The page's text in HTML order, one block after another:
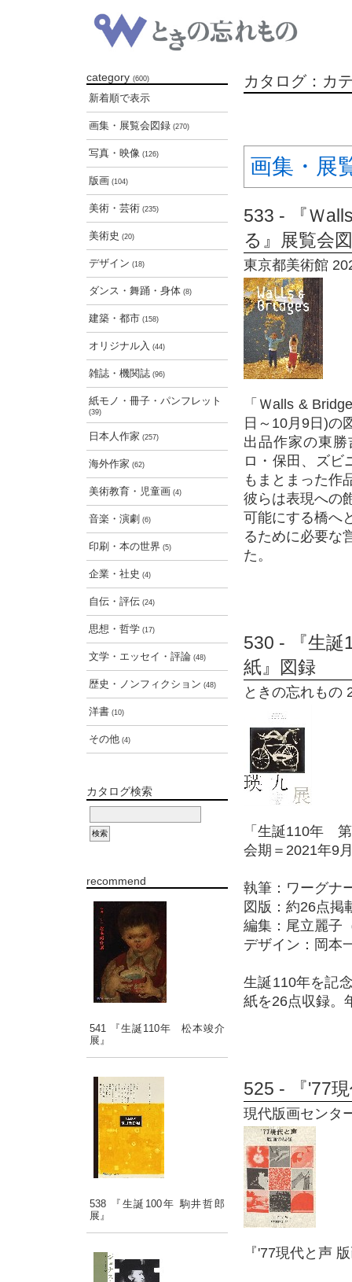
category (600)
新着順で表示
画集・展覧会図録 (270)
写真・映像 (126)
版画 (104)
美術・芸術 (235)
美術史 (20)
デザイン (18)
ダンス・舞踊・身体 (8)
建築・都市 (158)
オリジナル入 (44)
雑誌・機関誌 (96)
紙モノ・冊子・パンフレット
(39)
日本人作家 (257)
海外作家 (62)
美術教育・児童画 (4)
音楽・演劇 (6)
印刷・本の世界 (5)
企業・社史 (4)
自伝・評伝 (24)
思想・哲学 (17)
文学・エッセイ・評論 (48)
歴史・ノンフィクション (48)
洋書 (10)
その他 (4)
カタログ検索
recommend
541 『生誕110年 松本竣介
展』
538 『生誕100年 駒井哲郎
展』
カタログ：カ
画集・展
533 - 『Ｗ
る』展覧会
東京都美術館
「Ｗalls &
日～10月9日)の
出品作家の東
ロ・保田、ズビ
もまとまった作
彼らは表現への
可能にする橋へ
るために必要な
た。
530 - 『生誕
紙』図録
ときの忘れもの
「生誕110年
会期＝2021年9
執筆：ワーグナ
図版：約26点掲
編集：尾立麗子
デザイン：岡本
生誕110年を記
紙を26点収録。
525 - 『'77
現代版画センタ
『'77現代と声